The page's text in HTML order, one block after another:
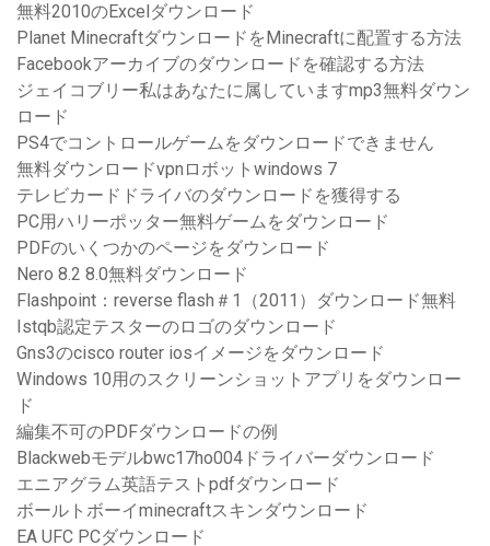
無料2010のExcelダウンロード
Planet MinecraftダウンロードをMinecraftに配置する方法
Facebookアーカイブのダウンロードを確認する方法
ジェイコブリー私はあなたに属していますmp3無料ダウン
ロード
PS4でコントロールゲームをダウンロードできません
無料ダウンロードvpnロボットwindows 7
テレビカードドライバのダウンロードを獲得する
PC用ハリーポッター無料ゲームをダウンロード
PDFのいくつかのページをダウンロード
Nero 8.2 8.0無料ダウンロード
Flashpoint：reverse flash＃1（2011）ダウンロード無料
Istqb認定テスターのロゴのダウンロード
Gns3のcisco router iosイメージをダウンロード
Windows 10用のスクリーンショットアプリをダウンロー
ド
編集不可のPDFダウンロードの例
Blackwebモデルbwc17ho004ドライバーダウンロード
エニアグラム英語テストpdfダウンロード
ボールトボーイminecraftスキンダウンロード
EA UFC PCダウンロード